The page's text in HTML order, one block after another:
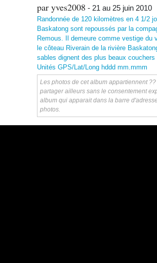
par yves2008 - 21 au 25 juin 2010
Randonnée de 120 kilomètres en 4 1/2
Baskatong sont repoussés par la
Remous. Il demeure comme vestige du
le côteau Riverain de la rivière
sables dignent des plus beaux
Unités GPS/Lat/Long hddd mm.mmm
Les photos de cet album appartiennent
partager ailleurs sans le consentement
album qui apparait dans la barre
photos.